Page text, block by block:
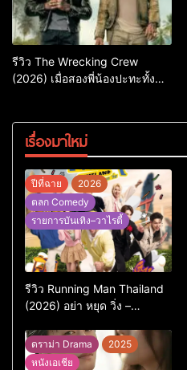
รีวิว The Wrecking Crew
(2026) เมื่อสองพี่น้องปะทะทั้ง
เรื่องมาใหม่
ปีที่ฉาย
2026
ตลก Comedy
รายการบันเทิง–วาไรตี้
รีวิว Running Man Thailand
(2026) อย่า หยุด วิ่ง –
ต้นฉบับเกาหลี
ดราม่า Drama
2025
หนังเอเชีย